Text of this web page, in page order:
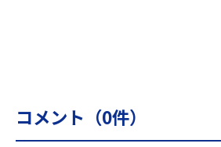
コメント（0件）